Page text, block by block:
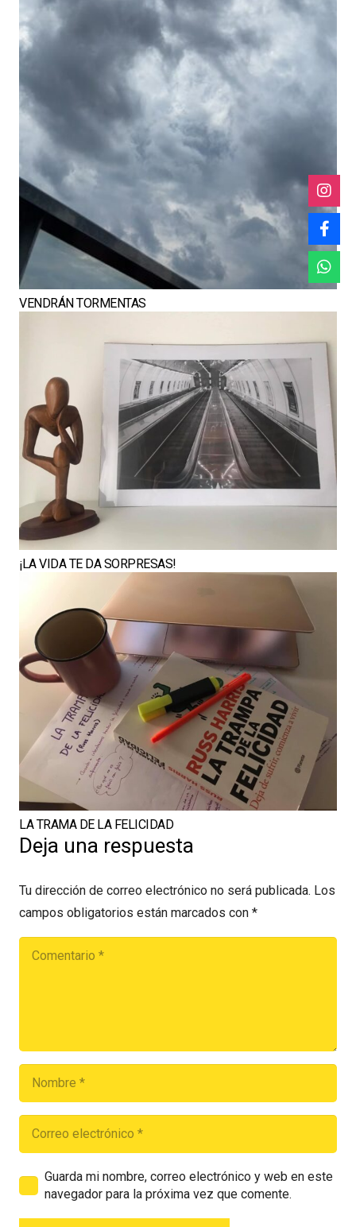
VENDRÁN TORMENTAS
¡LA VIDA TE DA SORPRESAS!
LA TRAMA DE LA FELICIDAD
Deja una respuesta
Tu dirección de correo electrónico no será publicada. Los
campos obligatorios están marcados con *
Guarda mi nombre, correo electrónico y web en este
navegador para la próxima vez que comente.